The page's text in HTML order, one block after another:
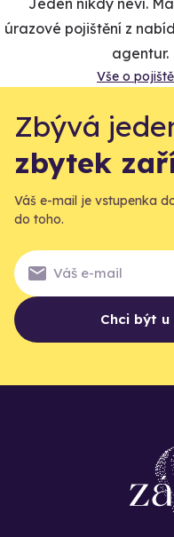
úrazové pojištění z
agentur.
Vše o
Zbývá
zbytek
Váš e-mail je vstupenka
do toho.
Chci být u